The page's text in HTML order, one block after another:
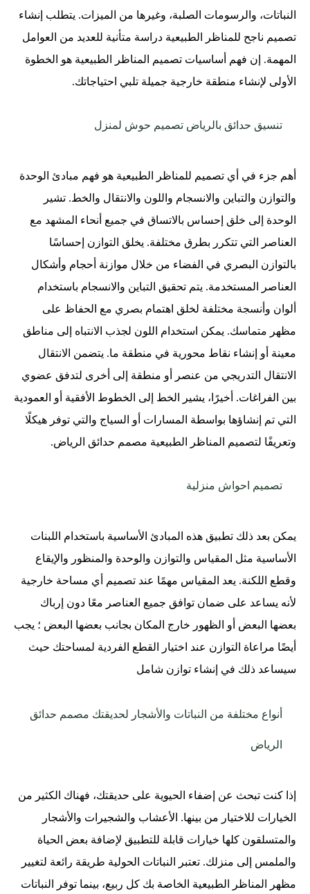
النباتات، والرسومات الصلبة، وغيرها من الميزات. يتطلب إنشاء
تصميم ناجح للمناظر الطبيعية دراسة متأنية للعديد من العوامل
المهمة. إن فهم أساسيات تصميم المناظر الطبيعية هو الخطوة
الأولى لإنشاء منطقة خارجية جميلة تلبي احتياجاتك.
تنسيق حدائق بالرياض تصميم حوش لمنزل
أهم جزء في أي تصميم للمناظر الطبيعية هو فهم مبادئ الوحدة
والتوازن والتباين والانسجام واللون والانتقال والخط. تشير
الوحدة إلى خلق إحساس بالاتساق في جميع أنحاء المشهد مع
العناصر التي تتكرر بطرق مختلفة. يخلق التوازن إحساسًا
بالتوازن البصري في الفضاء من خلال موازنة أحجام وأشكال
العناصر المستخدمة. يتم تحقيق التباين والانسجام باستخدام
ألوان وأنسجة مختلفة لخلق اهتمام بصري مع الحفاظ على
مظهر متماسك. يمكن استخدام اللون لجذب الانتباه إلى مناطق
معينة أو إنشاء نقاط محورية في منطقة ما. يتضمن الانتقال
الانتقال التدريجي من عنصر أو منطقة إلى أخرى لتدفق عضوي
بين الفراغات. أخيرًا، يشير الخط إلى الخطوط الأفقية أو العمودية
التي تم إنشاؤها بواسطة المسارات أو السياج والتي توفر هيكلًا
وتعريفًا لتصميم المناظر الطبيعية مصمم حدائق الرياض.
تصميم احواش منزلية
يمكن بعد ذلك تطبيق هذه المبادئ الأساسية باستخدام اللبنات
الأساسية مثل المقياس والتوازن والوحدة والمنظور والإيقاع
وقطع اللكنة. يعد المقياس مهمًا عند تصميم أي مساحة خارجية
لأنه يساعد على ضمان توافق جميع العناصر معًا دون إرباك
بعضها البعض أو الظهور خارج المكان بجانب بعضها البعض ؛ يجب
أيضًا مراعاة التوازن عند اختيار القطع الفردية لمساحتك حيث
سيساعد ذلك في إنشاء توازن شامل
أنواع مختلفة من النباتات والأشجار لحديقتك مصمم حدائق
الرياض
إذا كنت تبحث عن إضفاء الحيوية على حديقتك، فهناك الكثير من
الخيارات للاختيار من بينها. الأعشاب والشجيرات والأشجار
والمتسلقون كلها خيارات قابلة للتطبيق لإضافة بعض الحياة
والملمس إلى منزلك. تعتبر النباتات الحولية طريقة رائعة لتغيير
مظهر المناظر الطبيعية الخاصة بك كل ربيع، بينما توفر النباتات